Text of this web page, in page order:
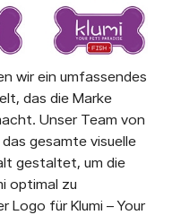
wir ein umfassendes
das die Marke
Unser Team von
gesamte visuelle
gestaltet, um die
optimal zu
Logo für Klumi – Your